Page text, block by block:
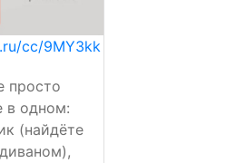
cc/9MY3kk
просто
в одном:
(найдёте